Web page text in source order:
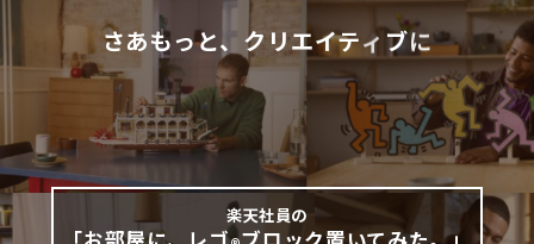
さあもっと、 クリエイティ ブに
自分を表現 よう。
楽天社員の